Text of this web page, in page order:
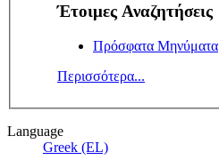
Έτοιμες Αναζητήσεις
Πρόσφατα Μηνύματα
Περισσότερα...
Language
Greek (EL)